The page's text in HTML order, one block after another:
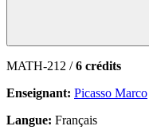
MATH-212 /6 crédits
Enseignant: Picasso Marco
Langue: Français